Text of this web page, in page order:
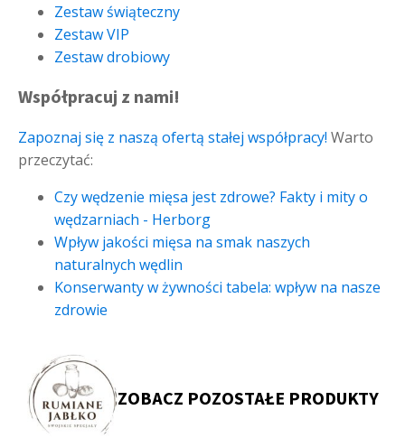
Zestaw świąteczny
Zestaw VIP
Zestaw drobiowy
Współpracuj z nami!
Zapoznaj się z naszą ofertą stałej współpracy! Warto
przeczytać:
Czy wędzenie mięsa jest zdrowe? Fakty i mity o
wędzarniach - Herborg
Wpływ jakości mięsa na smak naszych
naturalnych wędlin
Konserwanty w żywności tabela: wpływ na nasze
zdrowie
ZOBACZ POZOSTAŁE PRODUKTY